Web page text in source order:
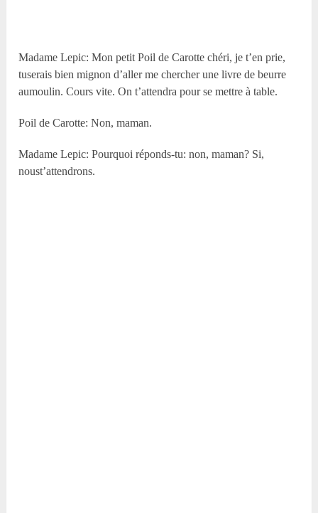
Madame Lepic: Mon petit Poil de Carotte chéri, je t’en prie,
tuserais bien mignon d’aller me chercher une livre de beurre
aumoulin. Cours vite. On t’attendra pour se mettre à table.
Poil de Carotte: Non, maman.
Madame Lepic: Pourquoi réponds-tu: non, maman? Si,
noust’attendrons.